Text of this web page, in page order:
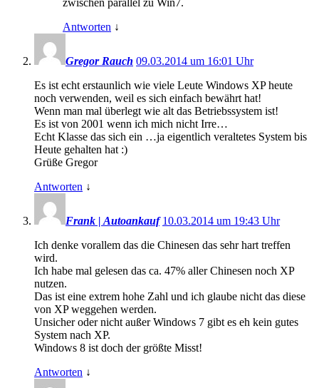
Antworten ↓
Gregor Rauch 09.03.2014 um 16:01 Uhr
Es ist echt erstaunlich wie viele Leute Windows XP heute
noch verwenden, weil es sich einfach bewährt hat!
Wenn man mal überlegt wie alt das Betriebssystem ist!
Es ist von 2001 wenn ich mich nicht Irre…
Echt Klasse das sich ein …ja eigentlich veraltetes System bis
Heute gehalten hat :)
Grüße Gregor
Antworten ↓
Frank | Autoankauf 10.03.2014 um 19:43 Uhr
Ich denke vorallem das die Chinesen das sehr hart treffen
wird.
Ich habe mal gelesen das ca. 47% aller Chinesen noch XP
nutzen.
Das ist eine extrem hohe Zahl und ich glaube nicht das diese
von XP weggehen werden.
Unsicher oder nicht außer Windows 7 gibt es eh kein gutes
System nach XP.
Windows 8 ist doch der größte Misst!
Antworten ↓